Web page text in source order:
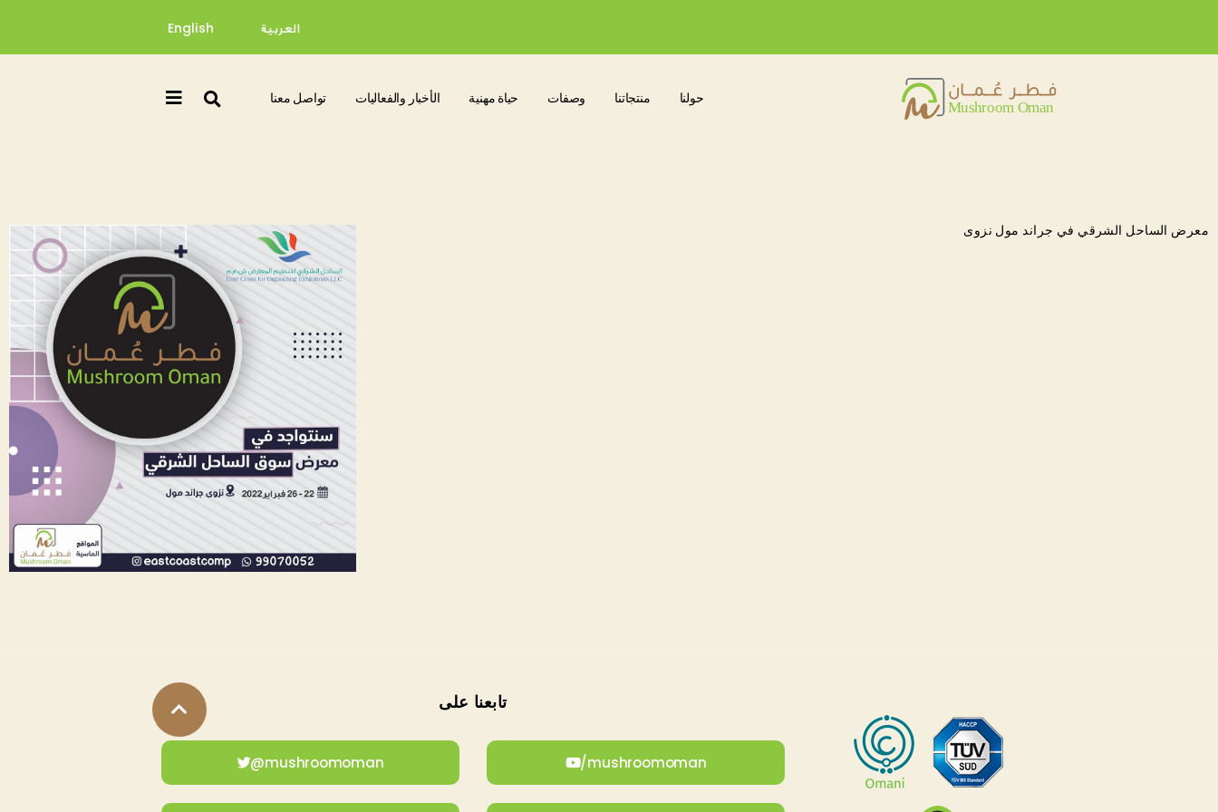
العربية English
حولنا منتجاتنا وصفات حياة مهنية الأخبار والفعاليات تواصل معنا
معرض الساحل الشرقي في جراند مول نزوى
تابعنا على
mushroomoman/
mushroomoman@